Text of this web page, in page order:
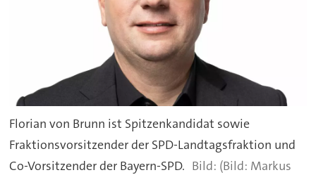
Florian von Brunn ist Spitzenkandidat sowie
Fraktionsvorsitzender der SPD-Landtagsfraktion und
Co-Vorsitzender der Bayern-SPD.
(Bild: Markus